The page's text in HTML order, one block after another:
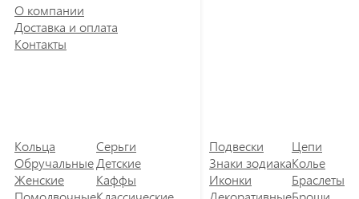
О компании
Доставка и оплата
Контакты
Кольца
Обручальные
Женские
Серьги
Детские
Каффы
Подвески
Знаки зодиака
Иконки
Цепи
Колье
Браслеты